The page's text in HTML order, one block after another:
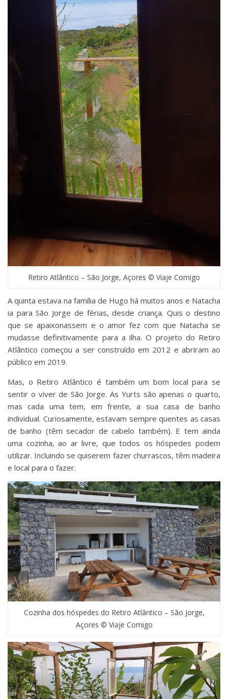
Retiro Atlântico – São Jorge, Açores © Viaje Comigo
A quinta estava na família de Hugo há muitos anos e Natacha
ia para São Jorge de férias, desde criança. Quis o destino
que se apaixonassem e o amor fez com que Natacha se
mudasse definitivamente para a ilha. O projeto do Retiro
Atlântico começou a ser construído em 2012 e abriram ao
público em 2019.
Mas, o Retiro Atlântico é também um bom local para se
sentir o viver de São Jorge. As Yurts são apenas o quarto,
mas cada uma tem, em frente, a sua casa de banho
individual. Curiosamente, estavam sempre quentes as casas
de banho (têm secador de cabelo também). E tem ainda
uma cozinha, ao ar livre, que todos os hóspedes podem
utilizar. Incluindo se quiserem fazer churrascos, têm madeira
e local para o fazer.
Cozinha dos hóspedes do Retiro Atlântico – São Jorge,
Açores © Viaje Comigo